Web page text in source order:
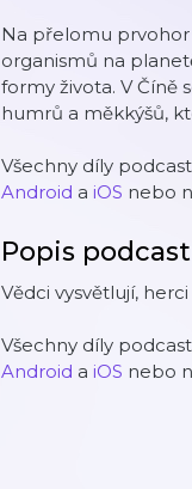
Na přelomu
organismů na
formy života. V Číně
humrů a měkkýšů,
Všechny díly
Android a iOS nebo
Popis
Vědci vysvětlují,
Všechny díly
Android a iOS nebo